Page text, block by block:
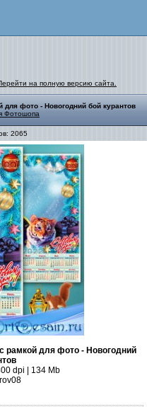
на полную версию сайта.
для фото - Новогодний бой курантов
Фотошопа
2065
рамкой для фото - Новогодний
dpi | 134 Mb